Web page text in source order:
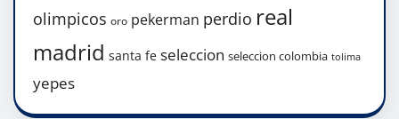
olimpicos oro pekerman perdio real
madrid santa fe seleccion seleccion colombia tolima
yepes